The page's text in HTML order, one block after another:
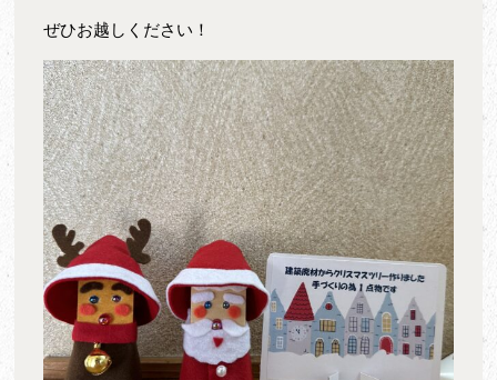
ぜひお越しください！